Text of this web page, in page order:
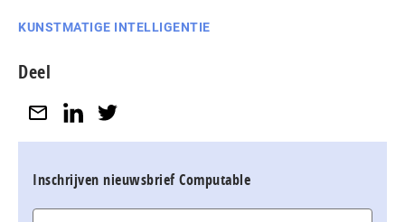
KUNSTMATIGE INTELLIGENTIE
Deel
Inschrijven nieuwsbrief Computable